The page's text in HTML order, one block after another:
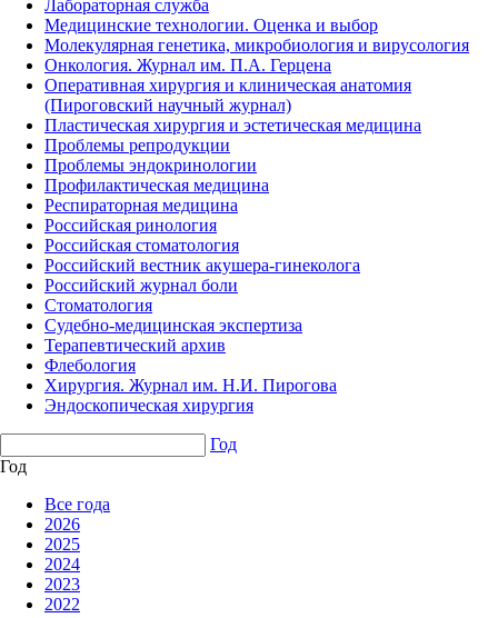
Лабораторная служба
Медицинские технологии. Оценка и выбор
Молекулярная генетика, микробиология и вирусология
Онкология. Журнал им. П.А. Герцена
Оперативная хирургия и клиническая анатомия
(Пироговский научный журнал)
Пластическая хирургия и эстетическая медицина
Проблемы репродукции
Проблемы эндокринологии
Профилактическая медицина
Респираторная медицина
Российская ринология
Российская стоматология
Российский вестник акушера-гинеколога
Российский журнал боли
Стоматология
Судебно-медицинская экспертиза
Терапевтический архив
Флебология
Хирургия. Журнал им. Н.И. Пирогова
Эндоскопическая хирургия
Год
Год
Все года
2026
2025
2024
2023
2022